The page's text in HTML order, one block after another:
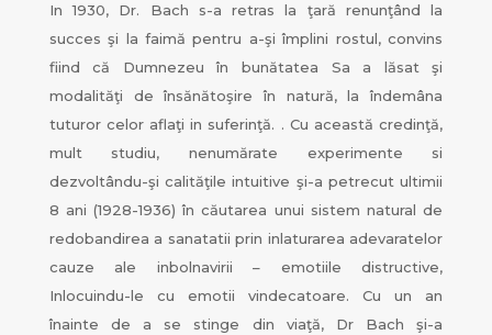
In 1930, Dr. Bach s-a retras la ţară renunţând la
succes şi la faimă pentru a-şi împlini rostul, convins
fiind că Dumnezeu în bunătatea Sa a lăsat şi
modalităţi de însănătoşire în natură, la îndemâna
tuturor celor aflaţi in suferinţă. . Cu această credinţă,
mult studiu, nenumărate experimente si
dezvoltându-şi calităţile intuitive şi-a petrecut ultimii
8 ani (1928-1936) în căutarea unui sistem natural de
redobandirea a sanatatii prin inlaturarea adevaratelor
cauze ale inbolnavirii – emotiile distructive,
Inlocuindu-le cu emotii vindecatoare. Cu un an
înainte de a se stinge din viaţă, Dr Bach şi-a